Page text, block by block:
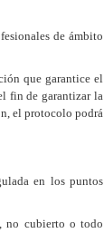
de ámbito
que garantice el
fin de garantizar la
el protocolo podrá
en los puntos
no cubierto o todo